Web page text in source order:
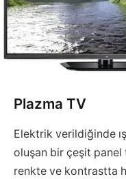
Plazma TV
Elektrik verildiğinde
oluşan bir çeşit
renkte ve kontrastta